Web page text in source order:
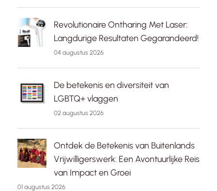
Revolutionaire Ontharing Met Laser:
Langdurige Resultaten Gegarandeerd!
04 augustus 2026
De betekenis en diversiteit van
LGBTQ+ vlaggen
02 augustus 2026
Ontdek de Betekenis van Buitenlands
Vrijwilligerswerk: Een Avontuurlijke Reis
van Impact en Groei
01 augustus 2026